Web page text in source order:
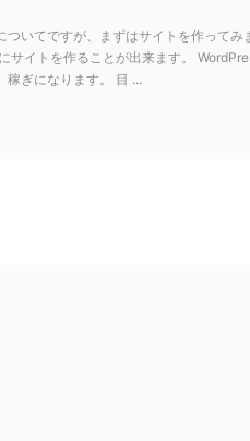
ついてですが、まずはサイトを作ってみ
サイトを作ることが出来ます。
稼ぎになります。 目 ...